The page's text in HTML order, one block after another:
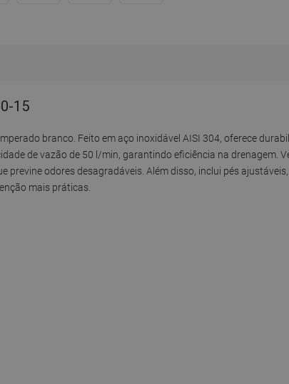
15
branco. Feito em aço inoxidável AISI 304, oferece
de vazão de 50 l/min, garantindo eficiência na drenagem.
odores desagradáveis. Além disso, inclui pés
mais práticas.